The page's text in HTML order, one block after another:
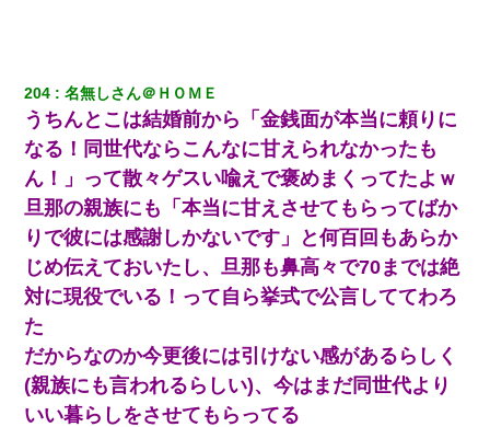
204 名無しさん＠ＨＯＭＥ
うちんとこは結婚前から「金銭面が本当に頼りに
なる！同世代ならこんなに甘えられなかったも
ん！」って散々ゲスい喩えで褒めまくってたよｗ
旦那の親族にも「本当に甘えさせてもらってばか
りで彼には感謝しかないです」と何百回もあらか
じめ伝えておいたし、旦那も鼻高々で70までは絶
対に現役でいる！って自ら挙式で公言しててわろ
た
だからなのか今更後には引けない感があるらしく
(親族にも言われるらしい)、今はまだ同世代より
いい暮らしをさせてもらってる